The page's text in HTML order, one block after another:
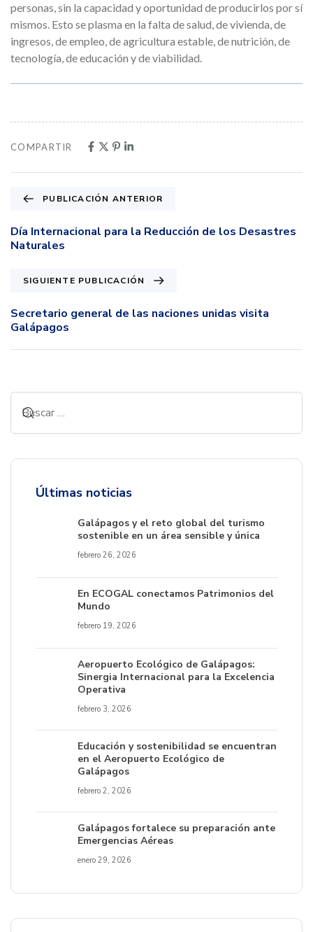
personas, sin la capacidad y oportunidad de producirlos por sí
mismos. Esto se plasma en la falta de salud, de vivienda, de
ingresos, de empleo, de agricultura estable, de nutrición, de
tecnología, de educación y de viabilidad.
COMPARTIR
PUBLICACIÓN ANTERIOR
Día Internacional para la Reducción de los Desastres
Naturales
SIGUIENTE PUBLICACIÓN
Secretario general de las naciones unidas visita
Galápagos
Últimas noticias
Galápagos y el reto global del turismo
sostenible en un área sensible y única
febrero 26, 2026
En ECOGAL conectamos Patrimonios del
Mundo
febrero 19, 2026
Aeropuerto Ecológico de Galápagos:
Sinergia Internacional para la Excelencia
Operativa
febrero 3, 2026
Educación y sostenibilidad se encuentran
en el Aeropuerto Ecológico de
Galápagos
febrero 2, 2026
Galápagos fortalece su preparación ante
Emergencias Aéreas
enero 29, 2026